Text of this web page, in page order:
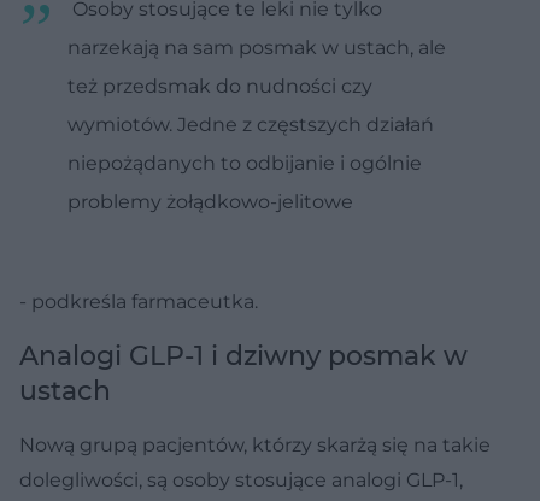
Osoby stosujące te leki nie tylko
narzekają na sam posmak w ustach, ale
też przedsmak do nudności czy
wymiotów. Jedne z częstszych działań
niepożądanych to odbijanie i ogólnie
problemy żołądkowo-jelitowe
- podkreśla farmaceutka.
Analogi GLP-1 i dziwny posmak w
ustach
Nową grupą pacjentów, którzy skarżą się na takie
dolegliwości, są osoby stosujące analogi GLP-1,